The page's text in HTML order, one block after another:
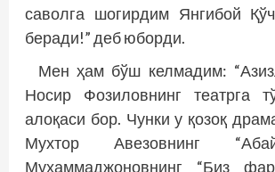
саволга шогирдим Янгибой
беради!” деб юборди.
Мен ҳам бўш келмадим:
Носир Фозиловнинг театрга
алоқаси бор. Чунки у қозоқ
Мухтор Авезовнинг
Муҳаммаджоновнинг “Биз